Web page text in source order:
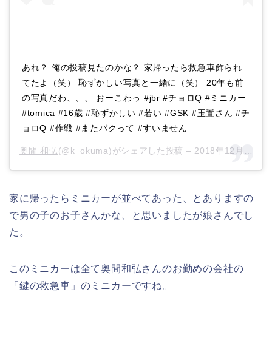
あれ？ 俺の投稿見たのかな？ 家帰ったら救急車飾られ
てたよ（笑） 恥ずかしい写真と一緒に（笑） 20年も前
の写真だわ、、、 おーこわっ #jbr #チョロQ #ミニカー
#tomica #16歳 #恥ずかしい #若い #GSK #玉置さん #チ
ョロQ #作戦 #またパクって #すいません
奥間 和弘(@k_okuma)がシェアした投稿 – 2018年12月月21日午前9時05分PST
家に帰ったらミニカーが並べてあった、とありますの
で男の子のお子さんかな、と思いましたが娘さんでし
た。
このミニカーは全て奥間和弘さんのお勤めの会社の
「鍵の救急車」のミニカーですね。